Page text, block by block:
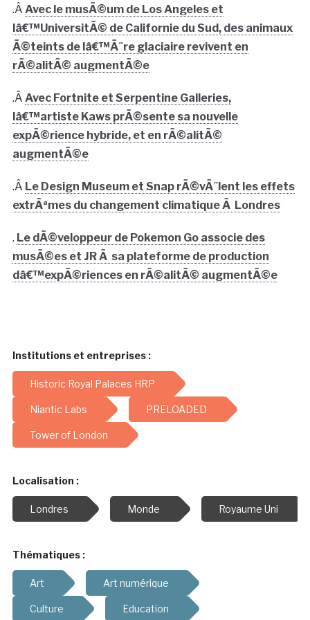
.Â Avec le musÃ©um de Los Angeles et
lâ€™UniversitÃ© de Californie du Sud, des animaux
Ã©teints de lâ€™Ã¨re glaciaire revivent en
rÃ©alitÃ© augmentÃ©e
.Â Avec Fortnite et Serpentine Galleries,
lâ€™artiste Kaws prÃ©sente sa nouvelle
expÃ©rience hybride, et en rÃ©alitÃ©
augmentÃ©e
.Â Le Design Museum et Snap rÃ©vÃ¨lent les effets
extrÃªmes du changement climatique Ã Londres
. Le dÃ©veloppeur de Pokemon Go associe des
musÃ©es et JR Ã sa plateforme de production
dâ€™expÃ©riences en rÃ©alitÃ© augmentÃ©e
Institutions et entreprises :
Historic Royal Palaces HRP
Niantic Labs PRELOADED
Tower of London
Localisation :
Londres Monde Royaume Uni
Thématiques :
Art Art numérique
Culture Education